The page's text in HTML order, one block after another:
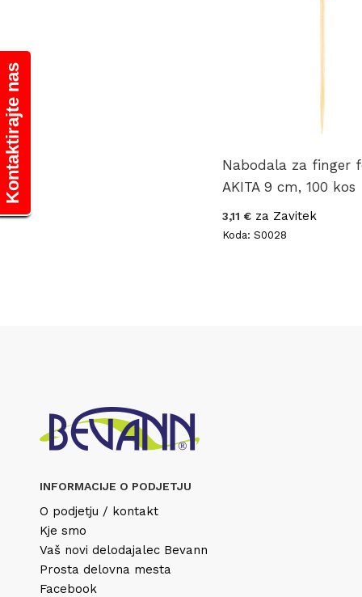
Nabodala za finger
AKITA 9 cm, 100 kos
3,11 €za Zavitek
Koda: S0028
INFORMACIJE O PODJETJU
O podjetju / kontakt
Kje smo
Vaš novi delodajalec Bevann
Prosta delovna mesta
Facebook
Kontaktirajte nas